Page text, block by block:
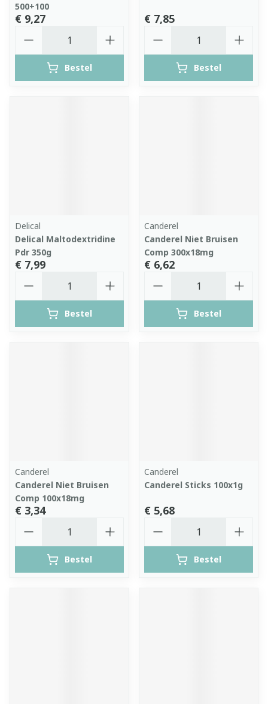
500+100
€ 9,27
Bestel
€ 7,85
Bestel
Delical
Delical Maltodextridine
Pdr 350g
€ 7,99
Bestel
Canderel
Canderel Niet Bruisen
Comp 300x18mg
€ 6,62
Bestel
Canderel
Canderel Niet Bruisen
Comp 100x18mg
€ 3,34
Bestel
Canderel
Canderel Sticks 100x1g
€ 5,68
Bestel